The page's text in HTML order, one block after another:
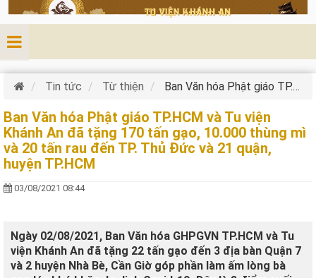
Nhảy đến nội dung
Tin tức Từ thiện Ban Văn hóa Phật giáo TP.HCM và Tu viện Khánh An đã tặng 170 tấn gạo, 10.000 thùng mì và 20 tấn rau đến TP. Thủ Đức và 21 quận, huyện TP.HCM
Ban Văn hóa Phật giáo TP.HCM và Tu viện
Khánh An đã tặng 170 tấn gạo, 10.000 thùng mì
và 20 tấn rau đến TP. Thủ Đức và 21 quận,
huyện TP.HCM
03/08/2021 08:44
Ngày 02/08/2021, Ban Văn hóa GHPGVN TP.HCM và Tu
viện Khánh An đã tặng 22 tấn gạo đến 3 địa bàn Quận 7
và 2 huyện Nhà Bè, Cần Giờ góp phần làm ấm lòng bà